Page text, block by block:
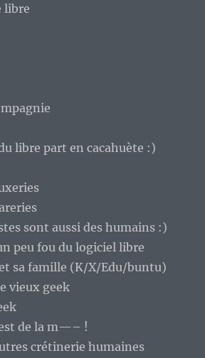
libre
libre part en cacahuète :)
sont aussi des humains :)
peu fou du logiciel libre
sa famille (K/X/Edu/buntu)
vieux geek
de la m—– !
crétinerie humaines